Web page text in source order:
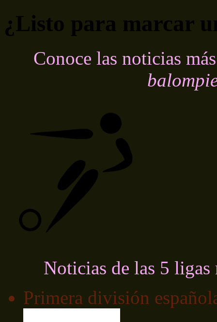
¿Listo para marcar
Conoce las noticias
Noticias de las 5
Primera división